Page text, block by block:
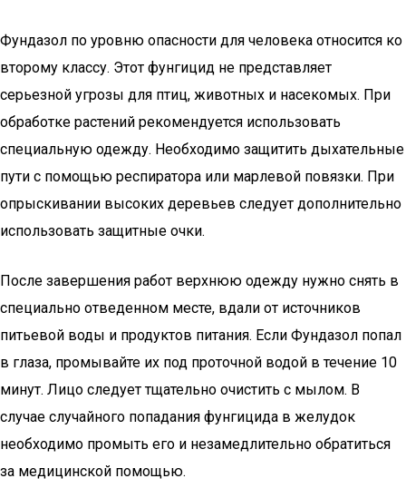
Фундазол по уровню опасности для человека относится ко
второму классу. Этот фунгицид не представляет
серьезной угрозы для птиц, животных и насекомых. При
обработке растений рекомендуется использовать
специальную одежду. Необходимо защитить дыхательные
пути с помощью респиратора или марлевой повязки. При
опрыскивании высоких деревьев следует дополнительно
использовать защитные очки.
После завершения работ верхнюю одежду нужно снять в
специально отведенном месте, вдали от источников
питьевой воды и продуктов питания. Если Фундазол попал
в глаза, промывайте их под проточной водой в течение 10
минут. Лицо следует тщательно очистить с мылом. В
случае случайного попадания фунгицида в желудок
необходимо промыть его и незамедлительно обратиться
за медицинской помощью.